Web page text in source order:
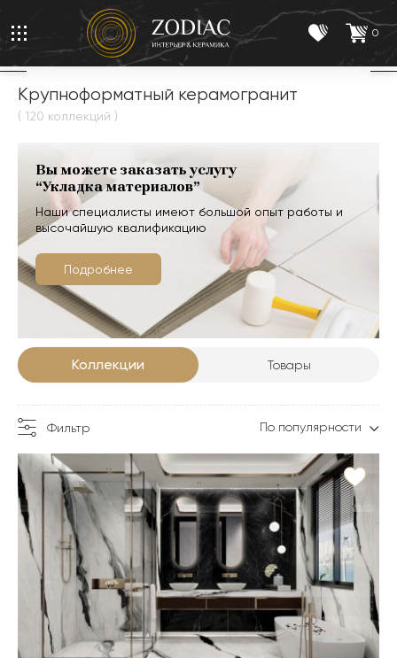
0
Крупноформатный керамогранит
( 120 коллекций )
Вы можете заказать услугу
“Укладка материалов”
Наши специалисты имеют большой опыт работы и
высочайшую квалификацию
Подробнее
Коллекции Товары
Фильтр По популярности